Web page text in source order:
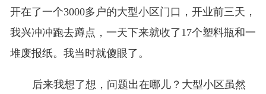
开在了一个3000多户的大型小区门口，开业前三天，
我兴冲冲跑去蹲点，一天下来就收了17个塑料瓶和一
堆废报纸。我当时就傻眼了。
后来我想了想，问题出在哪儿？大型小区虽然